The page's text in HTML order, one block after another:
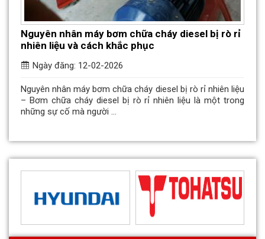
Nguyên nhân máy bơm chữa cháy diesel bị rò rỉ
nhiên liệu và cách khắc phục
Ngày đăng: 12-02-2026
Nguyên nhân máy bơm chữa cháy diesel bị rò rỉ nhiên liệu
– Bơm chữa cháy diesel bị rò rỉ nhiên liệu là một trong
những sự cố mà người ...